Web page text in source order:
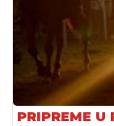
PRIPREME U